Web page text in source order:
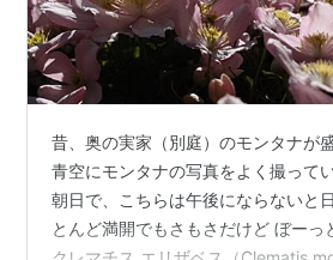
昔、奥の実家（別庭）のモンタナが
青空にモンタナの写真をよく撮って
朝日で、こちらは午後にならないと
とんど満開でもさもさだけど ぼーっ